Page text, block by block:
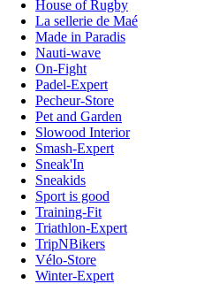
House of Rugby
La sellerie de Maé
Made in Paradis
Nauti-wave
On-Fight
Padel-Expert
Pecheur-Store
Pet and Garden
Slowood Interior
Smash-Expert
Sneak'In
Sneakids
Sport is good
Training-Fit
Triathlon-Expert
TripNBikers
Vélo-Store
Winter-Expert